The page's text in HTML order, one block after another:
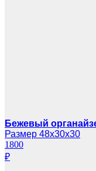
Бежевый
Размер 48х30х30
1800
₽